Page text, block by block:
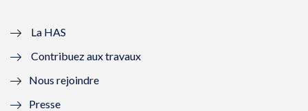
l
l
e
La HAS
Contribuez aux travaux
Nous rejoindre
Presse